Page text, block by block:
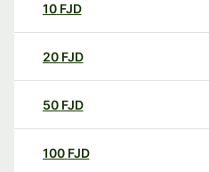
10 FJD
20 FJD
50 FJD
100 FJD